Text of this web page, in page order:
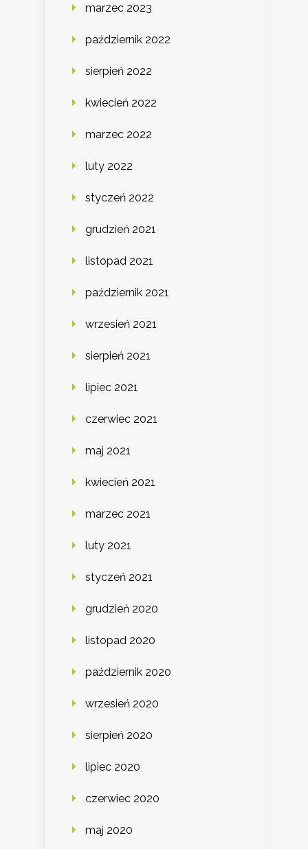
marzec 2023
październik 2022
sierpień 2022
kwiecień 2022
marzec 2022
luty 2022
styczeń 2022
grudzień 2021
listopad 2021
październik 2021
wrzesień 2021
sierpień 2021
lipiec 2021
czerwiec 2021
maj 2021
kwiecień 2021
marzec 2021
luty 2021
styczeń 2021
grudzień 2020
listopad 2020
październik 2020
wrzesień 2020
sierpień 2020
lipiec 2020
czerwiec 2020
maj 2020